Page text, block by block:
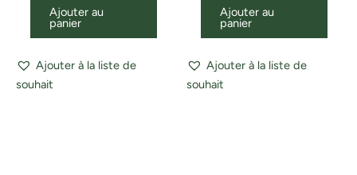
Ajouter au
panier
Ajouter à la liste de
souhait
Ajouter au
panier
Ajouter à la liste de
souhait